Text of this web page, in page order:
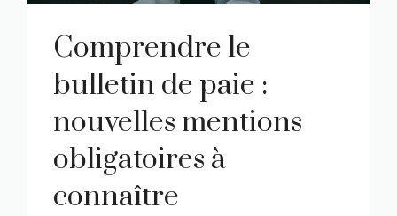
Comprendre le
bulletin de paie :
nouvelles mentions
obligatoires à
connaître